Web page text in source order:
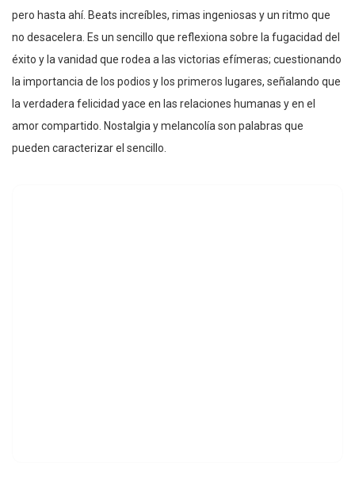
pero hasta ahí. Beats increíbles, rimas ingeniosas y un ritmo que
no desacelera. Es un sencillo que reflexiona sobre la fugacidad del
éxito y la vanidad que rodea a las victorias efímeras; cuestionando
la importancia de los podios y los primeros lugares, señalando que
la verdadera felicidad yace en las relaciones humanas y en el
amor compartido. Nostalgia y melancolía son palabras que
pueden caracterizar el sencillo.